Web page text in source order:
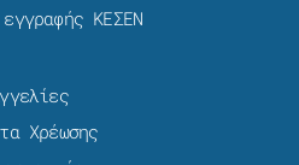
ΚΕΣΕΝ
Χρέωσης​